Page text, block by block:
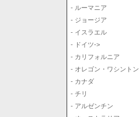
- ルーマニア
- ジョージア
- イスラエル
- ドイツ->
- カリフォルニア
- オレゴン・ワシントン
- カナダ
- チリ
- アルゼンチン